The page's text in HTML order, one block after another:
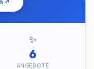
✨
6
ANGEBOTE